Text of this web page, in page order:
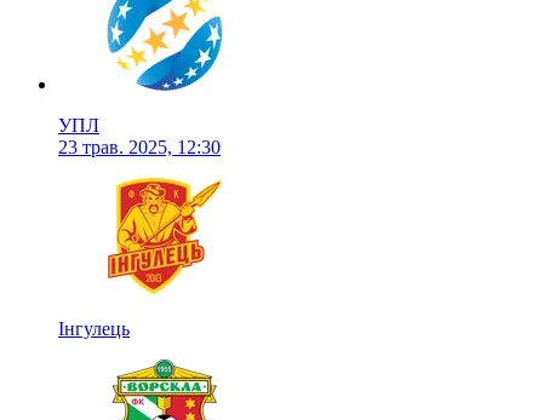
УПЛ
23 трав. 2025, 12:30
Інгулець